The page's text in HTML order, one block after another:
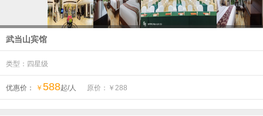
武当山宾馆
类型：四星级
优惠价： ￥ 588起/人 原价：￥ 288